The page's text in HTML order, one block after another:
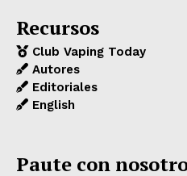
Recursos
Club Vaping Today
Autores
Editoriales
English
Paute con